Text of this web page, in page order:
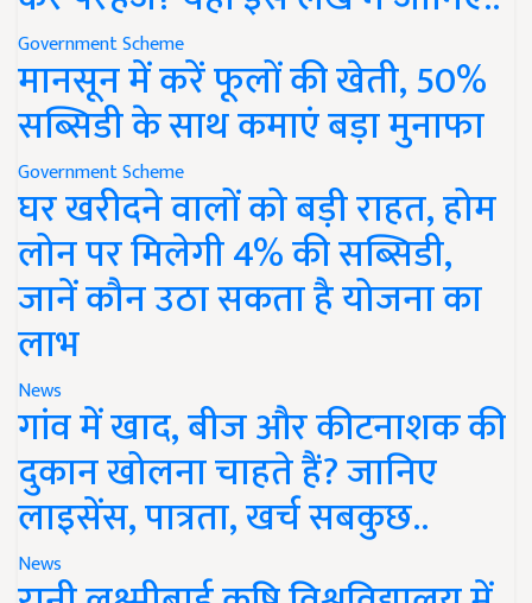
Government Scheme
मानसून में करें फूलों की खेती, 50%
सब्सिडी के साथ कमाएं बड़ा मुनाफा
Government Scheme
घर खरीदने वालों को बड़ी राहत, होम
लोन पर मिलेगी 4% की सब्सिडी,
जानें कौन उठा सकता है योजना का
लाभ
News
गांव में खाद, बीज और कीटनाशक की
दुकान खोलना चाहते हैं? जानिए
लाइसेंस, पात्रता, खर्च सबकुछ..
News